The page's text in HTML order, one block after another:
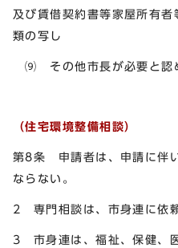
及び賃借契約書等家屋所有
類の写し
⑼ その他市長が必要と認
（住宅環境整備相談）
第8条 申請者は、申請に伴
ならない。
2 専門相談は、市身連に依
3 市身連は、福祉、保健、